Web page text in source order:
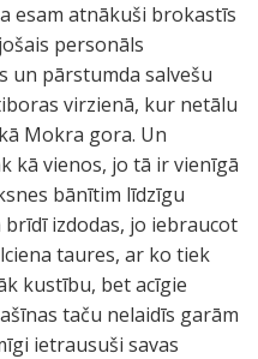
esam atnākuši brokastīs
personāls
un pārstumda salvešu
virzienā, kur netālu
Mokra gora. Un
kā vienos, jo tā ir vienīgā
bānītim līdzīgu
izdodas, jo iebraucot
taures, ar ko tiek
kustību, bet acīgie
taču nelaidīs garām
ietrausuši savas